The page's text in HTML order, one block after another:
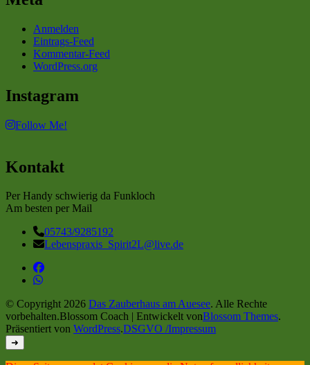
Anmelden
Eintrags-Feed
Kommentar-Feed
WordPress.org
Instagram
Follow Me!
Kontakt
Per Handy schwierig da Funkloch
Am besten per Mail
05743/9285192
Lebenspraxis_Spirit2L@live.de
© Copyright 2026 Das Zauberhaus am Auesee. Alle Rechte
vorbehalten.Blossom Coach | Entwickelt vonBlossom Themes.
Präsentiert von WordPress.DSGVO /Impressum
➜